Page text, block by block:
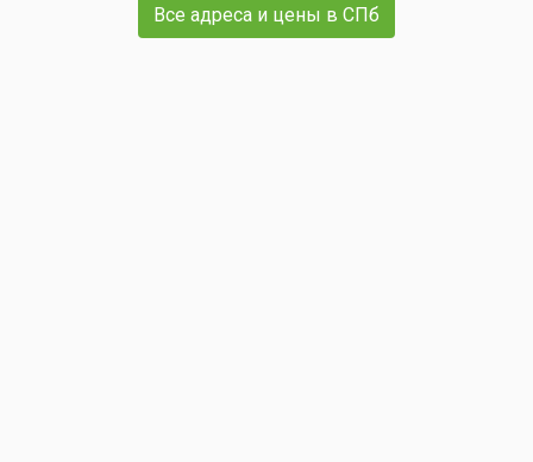
Все адреса и цены в СПб